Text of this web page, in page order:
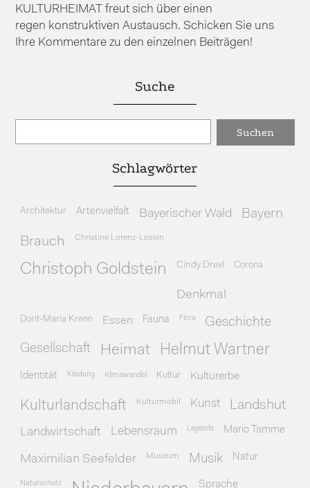
KULTURHEIMAT freut sich über einen
regen konstruktiven Austausch. Schicken Sie uns
Ihre Kommentare zu den einzelnen Beiträgen!
Suche
Schlagwörter
Architektur Artenvielfalt Bayerischer Wald Bayern
Brauch Christine Lorenz-Lossin
Christoph Goldstein Cindy Drexl Corona
Denkmal
Dorit-Maria Krenn Essen Fauna Flora Geschichte
Gesellschaft Heimat Helmut Wartner
Identität Kleidung Klimawandel Kultur Kulturerbe
Kulturlandschaft Kulturmobil Kunst Landshut
Landwirtschaft Lebensraum Legende Mario Tamme
Maximilian Seefelder Museum Musik Natur
Naturschutz Sprache